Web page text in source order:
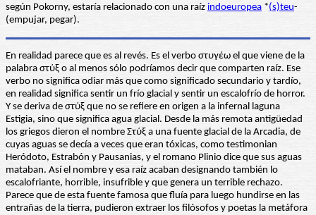
según Pokorny, estaría relacionado con una raíz indoeuropea *(s)teu-
(empujar, pegar).
En realidad parece que es al revés. Es el verbo στυγέω el que viene de la
palabra στύξ o al menos sólo podríamos decir que comparten raíz. Ese
verbo no significa odiar más que como significado secundario y tardío,
en realidad significa sentir un frío glacial y sentir un escalofrío de horror.
Y se deriva de στύξ que no se refiere en origen a la infernal laguna
Estigia, sino que significa agua glacial. Desde la más remota antigüedad
los griegos dieron el nombre Στύξ a una fuente glacial de la Arcadia, de
cuyas aguas se decía a veces que eran tóxicas, como testimonian
Heródoto, Estrabón y Pausanias, y el romano Plinio dice que sus aguas
mataban. Así el nombre y esa raíz acaban designando también lo
escalofriante, horrible, insufrible y que genera un terrible rechazo.
Parece que de esta fuente famosa que fluía para luego hundirse en las
entrañas de la tierra, pudieron extraer los filósofos y poetas la metáfora